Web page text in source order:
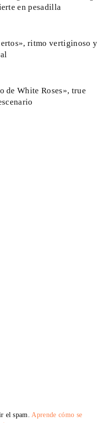
en pesadilla
ritmo vertiginoso y
de White Roses», true
el spam. Aprende cómo se